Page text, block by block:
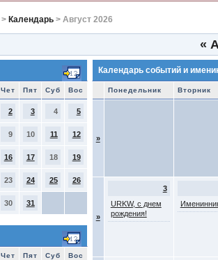
> Календарь> Август 2026
«
Чет Пят Суб Вос
2 3 4 5
9 10 11 12
16 17 18 19
23 24 25 26
30 31
Чет Пят Суб Вос
Календарь событий и
Понедельник Вторник
»
»
3
URKW, с днем
рождения!